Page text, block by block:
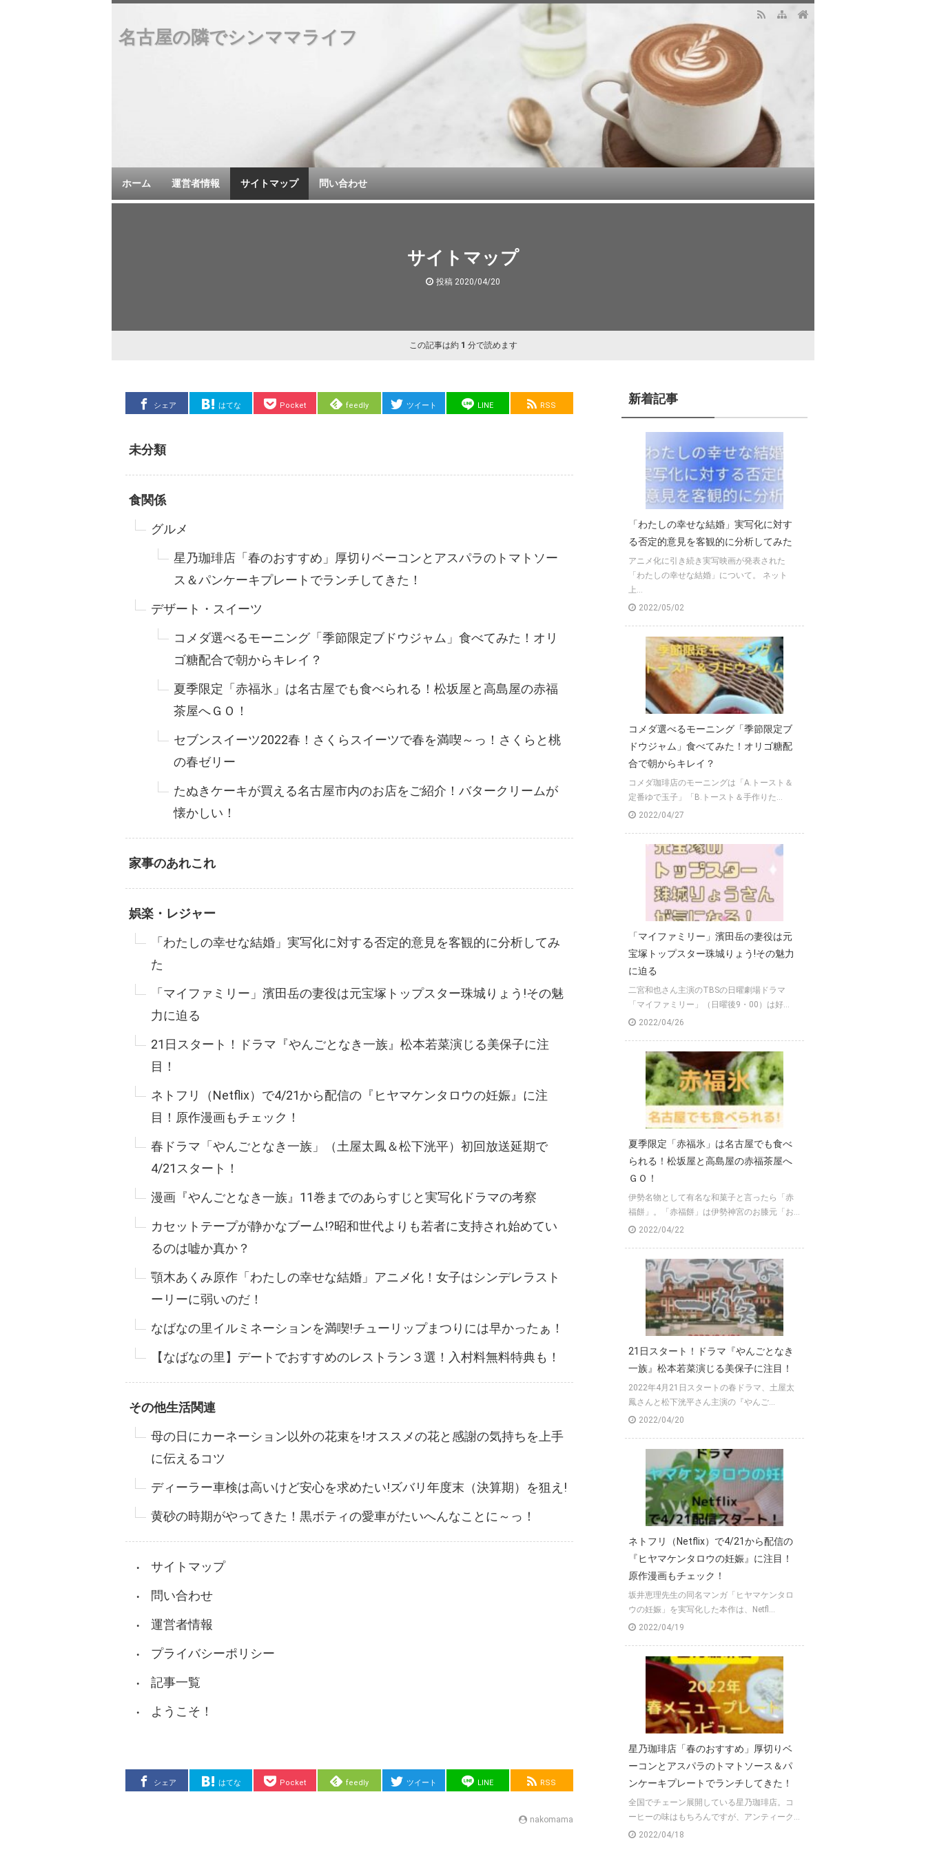
名古屋の隣でシンママライフ
ホーム 運営者情報 サイトマップ 問い合わせ
サイトマップ
投稿 2020/04/20
この記事は約 1 分で読めます
シェア はてな Pocket feedly ツイート LINE RSS
未分類
食関係
グルメ
星乃珈琲店「春のおすすめ」厚切りベーコンとアスパラのトマトソー
ス＆パンケーキプレートでランチしてきた！
デザート・スイーツ
コメダ選べるモーニング「季節限定ブドウジャム」食べてみた！オリ
ゴ糖配合で朝からキレイ？
夏季限定「赤福氷」は名古屋でも食べられる！松坂屋と高島屋の赤福
茶屋へＧＯ！
セブンスイーツ2022春！さくらスイーツで春を満喫～っ！さくらと桃
の春ゼリー
たぬきケーキが買える名古屋市内のお店をご紹介！バタークリームが
懐かしい！
家事のあれこれ
娯楽・レジャー
「わたしの幸せな結婚」実写化に対する否定的意見を客観的に分析してみ
た
「マイファミリー」濱田岳の妻役は元宝塚トップスター珠城りょう!その魅
力に迫る
21日スタート！ドラマ『やんごとなき一族』松本若菜演じる美保子に注
目！
ネトフリ（Netflix）で4/21から配信の『ヒヤマケンタロウの妊娠』に注
目！原作漫画もチェック！
春ドラマ「やんごとなき一族」（土屋太鳳＆松下洸平）初回放送延期で
4/21スタート！
漫画『やんごとなき一族』11巻までのあらすじと実写化ドラマの考察
カセットテープが静かなブーム!?昭和世代よりも若者に支持され始めてい
るのは嘘か真か？
顎木あくみ原作「わたしの幸せな結婚」アニメ化！女子はシンデレラスト
ーリーに弱いのだ！
なばなの里イルミネーションを満喫!チューリップまつりには早かったぁ！
【なばなの里】デートでおすすめのレストラン３選！入村料無料特典も！
その他生活関連
母の日にカーネーション以外の花束を!オススメの花と感謝の気持ちを上手
に伝えるコツ
ディーラー車検は高いけど安心を求めたい!ズバリ年度末（決算期）を狙え!
黄砂の時期がやってきた！黒ボティの愛車がたいへんなことに～っ！
サイトマップ
問い合わせ
運営者情報
プライバシーポリシー
記事一覧
ようこそ！
シェア はてな Pocket feedly ツイート LINE RSS
nakomama
新着記事
「わたしの幸せな結婚」実写化に対す
る否定的意見を客観的に分析してみた
アニメ化に引き続き実写映画が発表された
「わたしの幸せな結婚」について。 ネット
上...
2022/05/02
コメダ選べるモーニング「季節限定ブ
ドウジャム」食べてみた！オリゴ糖配
合で朝からキレイ？
コメダ珈琲店のモーニングは「A.トースト＆
定番ゆで玉子」「B.トースト＆手作りた...
2022/04/27
「マイファミリー」濱田岳の妻役は元
宝塚トップスター珠城りょう!その魅力
に迫る
二宮和也さん主演のTBSの日曜劇場ドラマ
「マイファミリー」（日曜後9・00）は好...
2022/04/26
夏季限定「赤福氷」は名古屋でも食べ
られる！松坂屋と高島屋の赤福茶屋へ
ＧＯ！
伊勢名物として有名な和菓子と言ったら「赤
福餅」。「赤福餅」は伊勢神宮のお膝元「お...
2022/04/22
21日スタート！ドラマ『やんごとなき
一族』松本若菜演じる美保子に注目！
2022年4月21日スタートの春ドラマ、土屋太
鳳さんと松下洸平さん主演の『やんご...
2022/04/20
ネトフリ（Netflix）で4/21から配信の
『ヒヤマケンタロウの妊娠』に注目！
原作漫画もチェック！
坂井恵理先生の同名マンガ「ヒヤマケンタロ
ウの妊娠」を実写化した本作は、Netfl...
2022/04/19
星乃珈琲店「春のおすすめ」厚切りベ
ーコンとアスパラのトマトソース＆パ
ンケーキプレートでランチしてきた！
全国でチェーン展開している星乃珈琲店。コ
ーヒーの味はもちろんですが、アンティーク...
2022/04/18